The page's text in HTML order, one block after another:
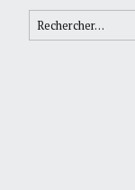
Rechercher :